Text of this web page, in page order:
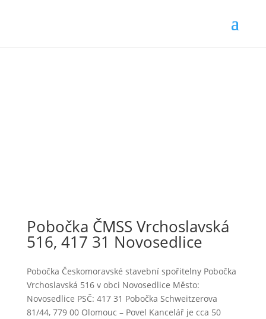
Pobočka ČMSS Vrchoslavská
516, 417 31 Novosedlice
Pobočka Českomoravské stavební spořitelny Pobočka
Vrchoslavská 516 v obci Novosedlice Město:
Novosedlice PSČ: 417 31 Pobočka Schweitzerova
81/44, 779 00 Olomouc – Povel Kancelář je cca 50